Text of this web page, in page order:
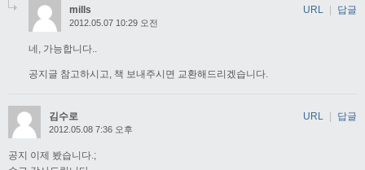
mills
2012.05.07 10:29 오전
네, 가능합니다..
공지글 참고하시고, 책 보내주시면 교환해드리겠습니다.
URL | 답글
김수로
2012.05.08 7:36 오후
공지 이제 봤습니다.;
URL 답글